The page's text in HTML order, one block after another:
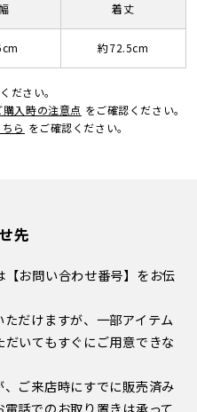
着丈
約72.5cm
ださい。
購入時の注意点 をご確認ください。
ちら をご確認ください。
先
お問い合わせ番号】をお伝
だけますが、一部アイテム
いてもすぐにご用意できな
ご来店時にすでに販売済み
話でのお取り置きは承って